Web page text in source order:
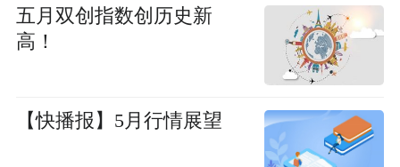
五月双创指数创历史新
高！
【快播报】5月行情展望